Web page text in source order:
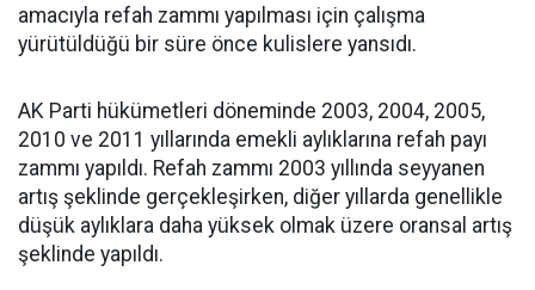
amacıyla refah zammı yapılması için çalışma
yürütüldüğü bir süre önce kulislere yansıdı.
AK Parti hükümetleri döneminde 2003, 2004, 2005,
2010 ve 2011 yıllarında emekli aylıklarına refah payı
zammı yapıldı. Refah zammı 2003 yıllında seyyanen
artış şeklinde gerçekleşirken, diğer yıllarda genellikle
düşük aylıklara daha yüksek olmak üzere oransal artış
şeklinde yapıldı.